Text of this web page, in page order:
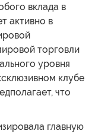
вклада в
активно в
торговли
уровня
клубе
что
главную